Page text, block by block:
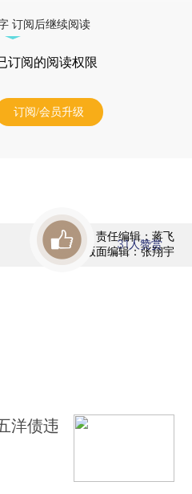
订阅后继续阅读
订阅的阅读权限
订阅/会员升级
责任编辑：蒋飞
版面编辑：张翔宇
31人赞赏
洋债违